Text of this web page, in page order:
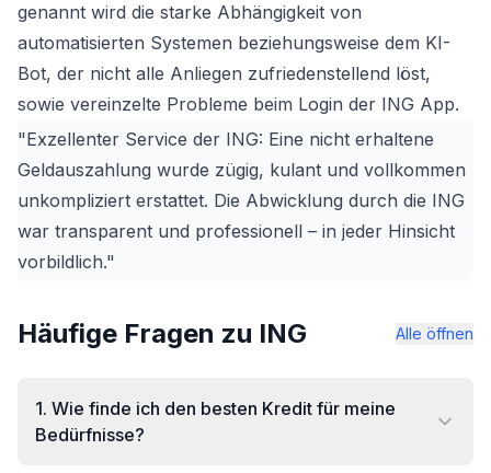
genannt wird die starke Abhängigkeit von
automatisierten Systemen beziehungsweise dem KI-
Bot, der nicht alle Anliegen zufriedenstellend löst,
sowie vereinzelte Probleme beim Login der ING App.
"Exzellenter Service der ING: Eine nicht erhaltene
Geldauszahlung wurde zügig, kulant und vollkommen
unkompliziert erstattet. Die Abwicklung durch die ING
war transparent und professionell – in jeder Hinsicht
vorbildlich."
Häufige Fragen zu ING Alle öffnen
1. Wie finde ich den besten Kredit für meine
Bedürfnisse?